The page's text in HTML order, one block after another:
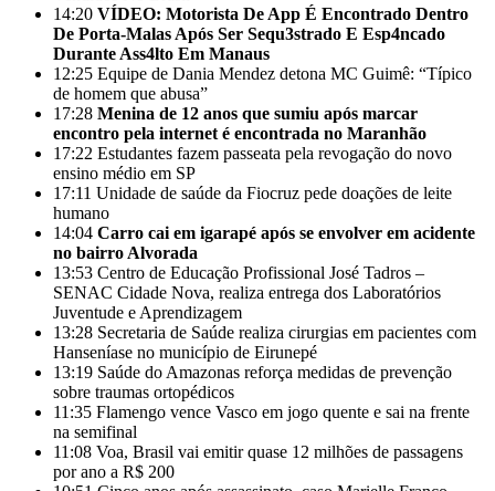
14:20 VÍDEO: Motorista De App É Encontrado Dentro
De Porta-Malas Após Ser Sequ3strado E Esp4ncado
Durante Ass4lto Em Manaus
12:25 Equipe de Dania Mendez detona MC Guimê: “Típico
de homem que abusa”
17:28 Menina de 12 anos que sumiu após marcar
encontro pela internet é encontrada no Maranhão
17:22 Estudantes fazem passeata pela revogação do novo
ensino médio em SP
17:11 Unidade de saúde da Fiocruz pede doações de leite
humano
14:04 Carro cai em igarapé após se envolver em acidente
no bairro Alvorada
13:53 Centro de Educação Profissional José Tadros –
SENAC Cidade Nova, realiza entrega dos Laboratórios
Juventude e Aprendizagem
13:28 Secretaria de Saúde realiza cirurgias em pacientes com
Hanseníase no município de Eirunepé
13:19 Saúde do Amazonas reforça medidas de prevenção
sobre traumas ortopédicos
11:35 Flamengo vence Vasco em jogo quente e sai na frente
na semifinal
11:08 Voa, Brasil vai emitir quase 12 milhões de passagens
por ano a R$ 200